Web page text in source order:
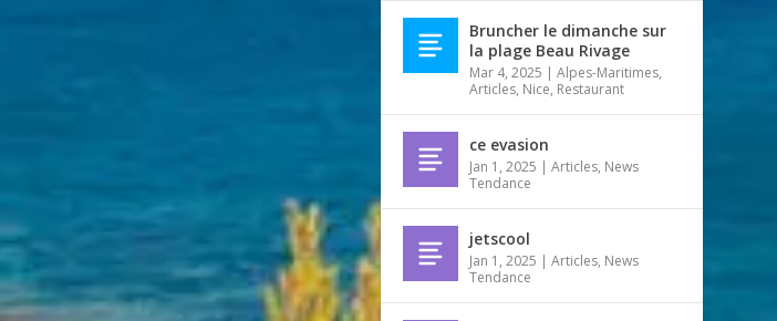
Bruncher le dimanche sur
la plage Beau Rivage
Mar 4, 2025 |Alpes-Maritimes,
Articles, Nice, Restaurant
ce evasion
Jan 1, 2025 |Articles, News
Tendance
jetscool
Jan 1, 2025 |Articles, News
Tendance